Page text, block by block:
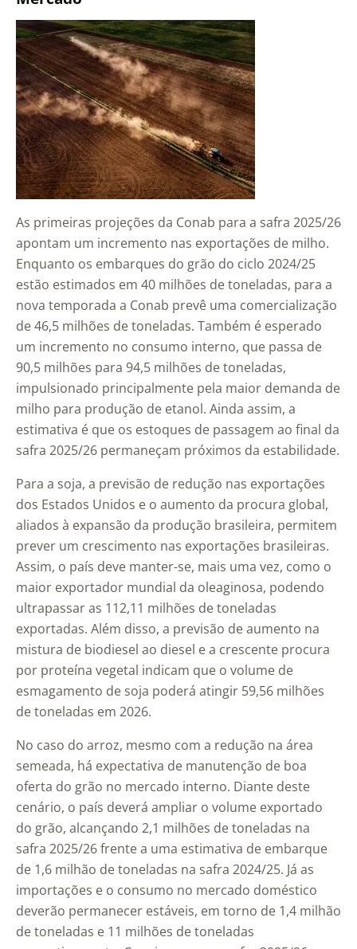
As primeiras projeções da Conab para a safra 2025/26
apontam um incremento nas exportações de milho.
Enquanto os embarques do grão do ciclo 2024/25
estão estimados em 40 milhões de toneladas, para a
nova temporada a Conab prevê uma comercialização
de 46,5 milhões de toneladas. Também é esperado
um incremento no consumo interno, que passa de
90,5 milhões para 94,5 milhões de toneladas,
impulsionado principalmente pela maior demanda de
milho para produção de etanol. Ainda assim, a
estimativa é que os estoques de passagem ao final da
safra 2025/26 permaneçam próximos da estabilidade.
Para a soja, a previsão de redução nas exportações
dos Estados Unidos e o aumento da procura global,
aliados à expansão da produção brasileira, permitem
prever um crescimento nas exportações brasileiras.
Assim, o país deve manter-se, mais uma vez, como o
maior exportador mundial da oleaginosa, podendo
ultrapassar as 112,11 milhões de toneladas
exportadas. Além disso, a previsão de aumento na
mistura de biodiesel ao diesel e a crescente procura
por proteína vegetal indicam que o volume de
esmagamento de soja poderá atingir 59,56 milhões
de toneladas em 2026.
No caso do arroz, mesmo com a redução na área
semeada, há expectativa de manutenção de boa
oferta do grão no mercado interno. Diante deste
cenário, o país deverá ampliar o volume exportado
do grão, alcançando 2,1 milhões de toneladas na
safra 2025/26 frente a uma estimativa de embarque
de 1,6 milhão de toneladas na safra 2024/25. Já as
importações e o consumo no mercado doméstico
deverão permanecer estáveis, em torno de 1,4 milhão
de toneladas e 11 milhões de toneladas